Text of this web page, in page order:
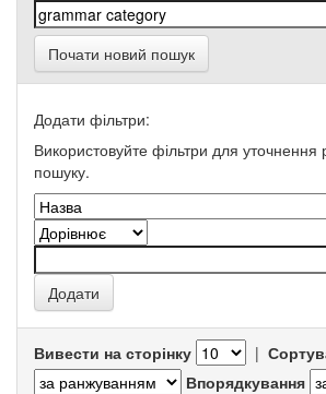
Почати новий пошук
Додати фільтри:
Використовуйте фільтри для уточнення
пошуку.
Вивести на сторінку |
Впорядкування